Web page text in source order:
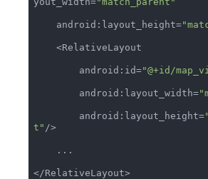
    android:layout_height=
        android:id=
"@+id/
        android:layout_width=
        android:layout_height=
t" />
</RelativeLayout>